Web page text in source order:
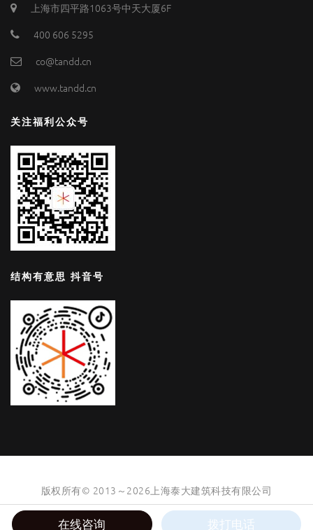
上海市四平路1063号中天大厦6F
400 606 5295
co@tandd.cn
www.tandd.cn
关注福利公众号
结构有意思 抖音号
版权所有© 2013～2026上海泰大建筑科技有限公司
沪公网安备31011002006403号 | 沪ICP备05050753号-4
在线咨询
拨打电话